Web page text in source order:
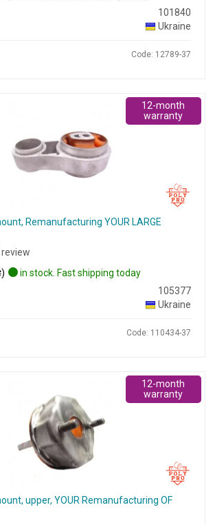
101840
Ukraine
Code: 12789-37
Remanufacturing YOUR LARGE
review
in stock. Fast shipping today
105377
Ukraine
Code: 110434-37
12-month
warranty
upper, YOUR Remanufacturing OF
12-month
warranty